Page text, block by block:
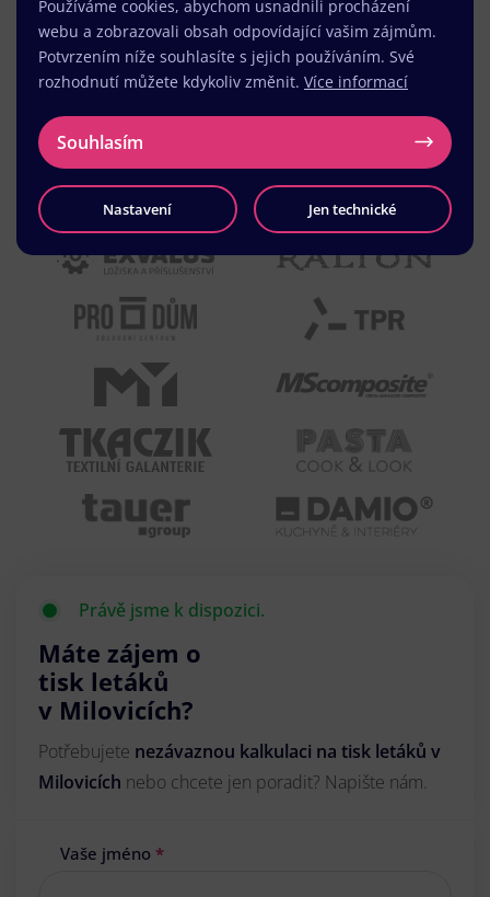
Právě jsme k dispozici.
Máte zájem o
tisk letáků
v Milovicích?
Potřebujete nezávaznou kalkulaci na tisk letáků v
Milovicích nebo chcete jen poradit? Napište nám.
Vaše jméno *
Používáme cookies, abychom usnadnili procházení
webu a zobrazovali obsah odpovídající vašim zájmům.
Potvrzením níže souhlasíte s jejich používáním. Své
rozhodnutí můžete kdykoliv změnit. Více informací
Souhlasím
Nastavení Jen technické